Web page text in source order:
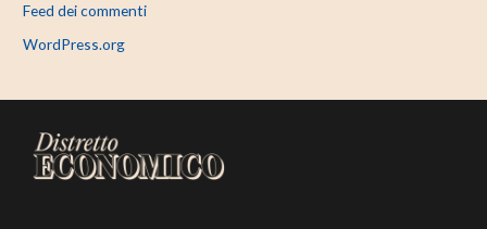
Feed dei commenti
WordPress.org